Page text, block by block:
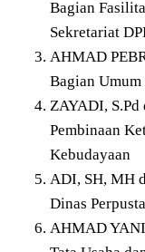
Bagian
Sekretariat
AHMAD
Bagian
ZAYADI,
Pembinaan
Kebudayaan
ADI, SH, MH
Dinas
AHMAD